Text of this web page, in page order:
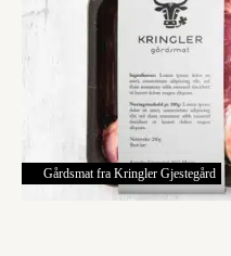
Gårdsmat fra Kringler Gjestegård